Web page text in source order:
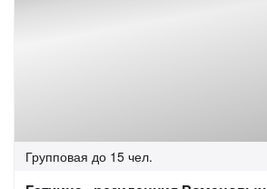
Групповая до 15 чел.